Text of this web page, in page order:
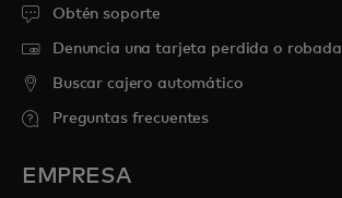
Obtén soporte
Denuncia una tarjeta perdida o robada
Buscar cajero automático
Preguntas frecuentes
EMPRESA